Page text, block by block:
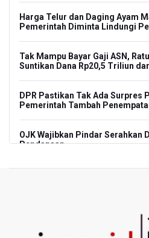
Harga Telur dan Daging Ayam
Pemerintah Diminta Lindungi
Tak Mampu Bayar Gaji ASN,
Suntikan Dana Rp20,5 Triliun
DPR Pastikan Tak Ada Surpres
Pemerintah Tambah
OJK Wajibkan Pindar Serahkan
Pendanaan
Aldila dan Janice Berlaga di
Toronto dengan Partner